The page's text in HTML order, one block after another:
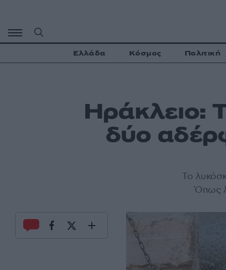
περιεχόμενο
Ελλάδα Κόσμος Πολιτική
Ηράκλειο:
δύο
Το
Όπως